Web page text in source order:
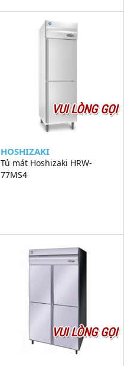
VUI LÒNG GỌI
HOSHIZAKI
Tủ mát Hoshizaki HRW-
77MS4
VUI LÒNG GỌI